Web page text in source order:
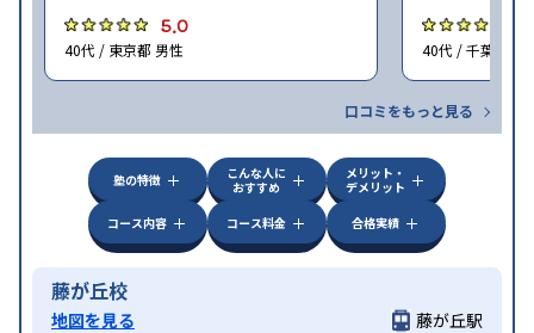
5.0
40代 / 東京都 男性 40代 / 千葉県 女
口コミをもっと見る
塾の特徴
こんな人に
おすすめ
メリット・
デメリット
コース内容
コース料金 合格実績
藤が丘校
地図を見る
藤が丘駅